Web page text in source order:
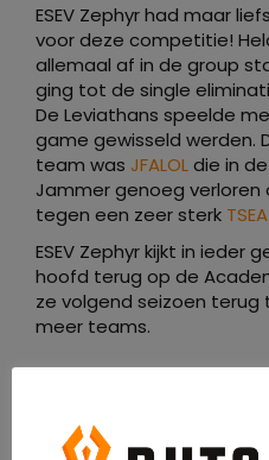
ESEV Zephyr had maar
voor deze competitie!
allemaal af in de group
ging tot de single
De Leviathans speelde
game gewisseld werden.
team was JFALOLdie in
Jammer genoeg verloren
tegen een zeer sterk
ESEV Zephyr kijkt in ieder
hoofd terug op de
ze volgend seizoen terug
meer teams.
De DSL organiseert